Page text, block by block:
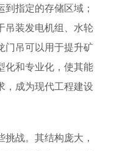
指定的存储区域；
吊装发电机组、水轮
门吊可以用于提升矿
化和专业化，使其能
，成为现代工程建设
战。其结构庞大，